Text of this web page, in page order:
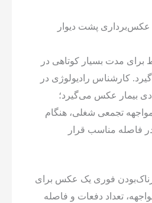
پشت دیوار
برای مدت بسیار کوتاهی در
کارشناس رادیولوژی در
بیمار عکس می‌گیرد؛
تجمعی شغلی، هنگام
فاصله مناسب قرار
فوری یک عکس برای
تعداد دفعات و فاصله